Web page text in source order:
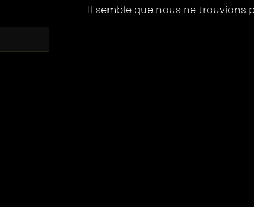
Il semble que nous ne trouvions